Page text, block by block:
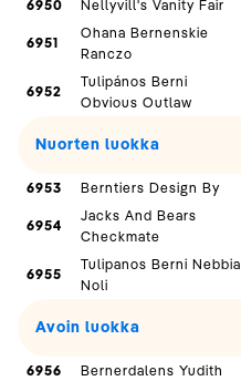
6950 Nellyvill's Vanity Fair
6951
Ohana Bernenskie
Ranczo
6952
Tulipános Berni
Obvious Outlaw
Nuorten luokka
6953 Berntiers Design By
6954
Jacks And Bears
Checkmate
6955
Tulipanos Berni Nebbia
Noli
Avoin luokka
6956 Bernerdalens Yudith